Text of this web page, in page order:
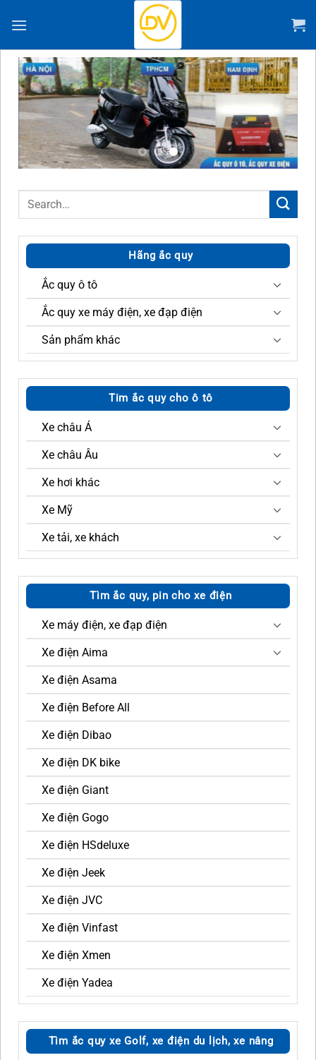
đến
dung
Search
Hãng ắc quy
Ắc quy ô tô
Ắc quy xe máy điện, xe đạp điện
Sản phẩm khác
Tim ắc quy cho ô tô
Xe châu Á
Xe châu Âu
Xe hơi khác
Xe Mỹ
Xe tải, xe khách
Tìm ắc quy, pin cho xe điện
Xe máy điện, xe đạp điện
Xe điện Aima
Xe điện Asama
Xe điện Before All
Xe điện Dibao
Xe điện DK bike
Xe điện Giant
Xe điện Gogo
Xe điện HSdeluxe
Xe điện Jeek
Xe điện JVC
Xe điện Vinfast
Xe điện Xmen
Xe điện Yadea
Tìm ắc quy xe Golf, xe điện du lịch, xe nâng